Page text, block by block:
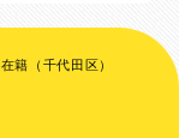
籍（千代田区）